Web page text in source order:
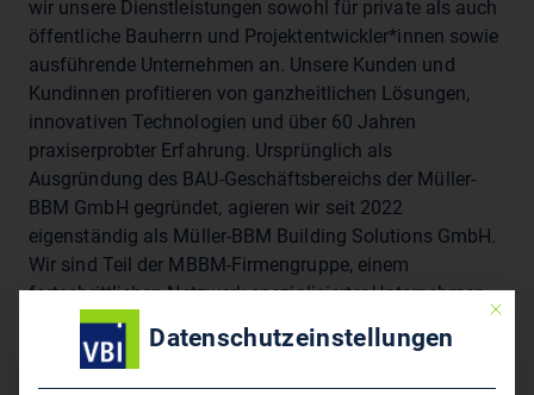
wir unsere Dienstleistungen sowohl für private als auch
öffentliche Bauherrn und Projektentwickler*innen sowie
ausführende Unternehmen an. Unsere Kunden und
Kundinnen profitieren von ganzheitlichen Lösungen,
innovativen Technologien und über 60 Jahren
praxiserprobter Erfahrung. Ursprünglich als
Ausgründung des BAU-Geschäftsbereichs der Müller-
BBM GmbH gegründet, agieren wir seit 2022
eigenständig als Müller-BBM Building Solutions GmbH.
Wir sind Teil der MBBM-Firmengruppe, einem
fortschrittlichen Netzwerk spezialisierter Unternehmen.
Auswahl Dienstleistungen: Energiekonzepte und
Wärmeschutz, Nachhaltigkeit, Bauakustik und
Mit
Datenschutzeinstellungen